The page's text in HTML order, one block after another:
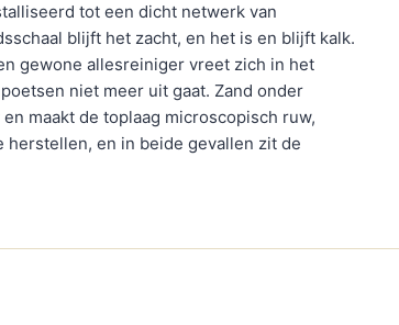
tot een dicht netwerk van
blijft het zacht, en het is en blijft kalk.
gewone allesreiniger vreet zich in het
niet meer uit gaat. Zand onder
maakt de toplaag microscopisch ruw,
en in beide gevallen zit de